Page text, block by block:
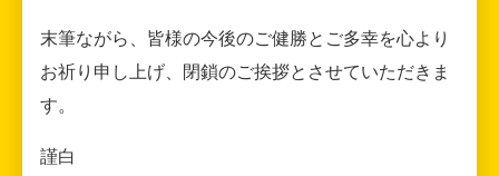
末筆ながら、皆様の今後のご健勝とご多幸を心より
お祈り申し上げ、閉鎖のご挨拶とさせていただきま
す。
謹白